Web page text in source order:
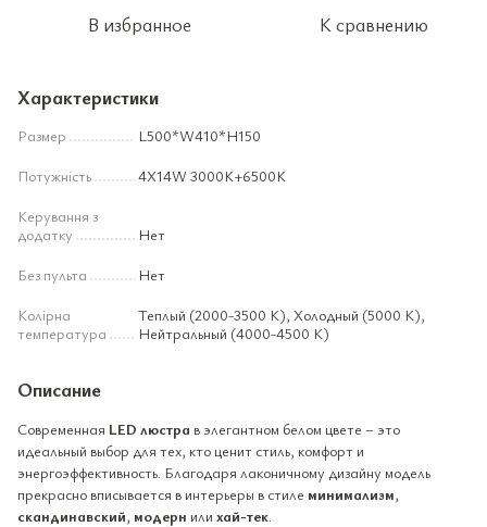
В избранное К сравнению
Характеристики
Размер
L500*W410*H150
Потужність
4X14W 3000K+6500K
Керування з
додатку
Нет
Без пульта
Нет
Колірна
температура
Теплый (2000-3500 К), Холодный (5000 К),
Нейтральный (4000-4500 К)
Описание
Современная LED люстра в элегантном белом цвете – это
идеальный выбор для тех, кто ценит стиль, комфорт и
энергоэффективность. Благодаря лаконичному дизайну модель
прекрасно вписывается в интерьеры в стиле минимализм,
скандинавский, модерн или хай-тек